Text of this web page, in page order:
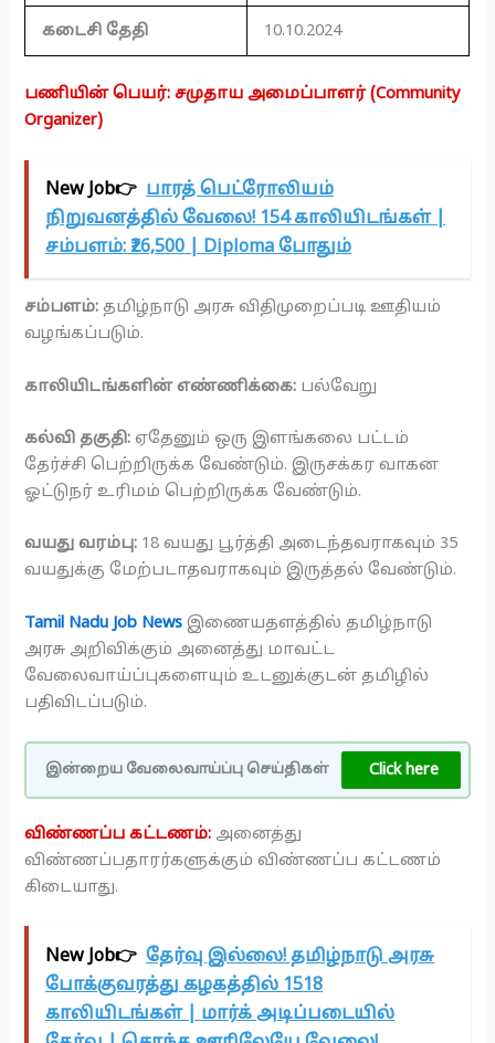
கடைசி தேதி 10.10.2024
பணியின் பெயர்: சமுதாய அமைப்பாளர் (Community
Organizer)
New Job👉 பாரத் பெட்ரோலியம்
நிறுவனத்தில் வேலை! 154 காலியிடங்கள் |
சம்பளம்: ₹26,500 | Diploma போதும்
சம்பளம்: தமிழ்நாடு அரசு விதிமுறைப்படி ஊதியம்
வழங்கப்படும்.
காலியிடங்களின் எண்ணிக்கை: பல்வேறு
கல்வி தகுதி: ஏதேனும் ஒரு இளங்கலை பட்டம்
தேர்ச்சி பெற்றிருக்க வேண்டும். இருசக்கர வாகன
ஓட்டுநர் உரிமம் பெற்றிருக்க வேண்டும்.
வயது வரம்பு: 18 வயது பூர்த்தி அடைந்தவராகவும் 35
வயதுக்கு மேற்படாதவராகவும் இருத்தல் வேண்டும்.
Tamil Nadu Job News இணையதளத்தில் தமிழ்நாடு
அரசு அறிவிக்கும் அனைத்து மாவட்ட
வேலைவாய்ப்புகளையும் உடனுக்குடன் தமிழில்
பதிவிடப்படும்.
இன்றைய வேலைவாய்ப்பு செய்திகள் Click here
விண்ணப்ப கட்டணம்: அனைத்து
விண்ணப்பதாரர்களுக்கும் விண்ணப்ப கட்டணம்
கிடையாது.
New Job👉 தேர்வு இல்லை! தமிழ்நாடு அரசு
போக்குவரத்து கழகத்தில் 1518
காலியிடங்கள் | மார்க் அடிப்படையில்